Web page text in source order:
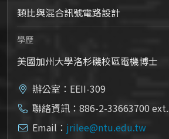
類比與混合訊號電路設計
學歷
美國加州大學洛杉磯校區電機博士
辦公室：EEII-309
聯絡資訊：886-2-33663700
Email： jrilee@ntu.edu.tw